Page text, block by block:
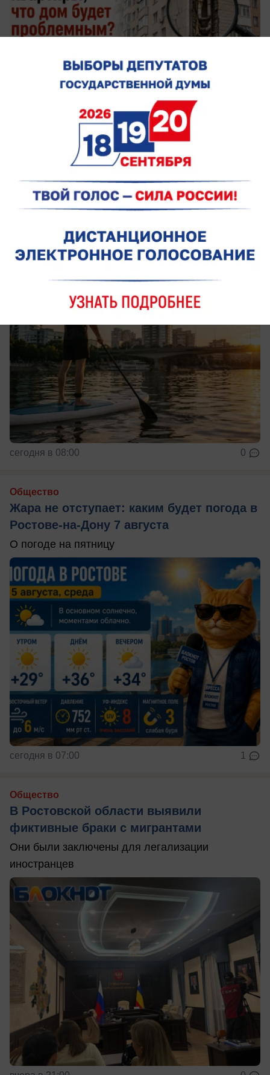
сегодня в 09:00
Ростов вошел в топ-5 самых дорогих
городов для аренды сапборда
Средняя цена сеанса в донской столице — 1571
Петербурге
сегодня в 08:00 0
Общество
Жара не отступает: каким будет погода в
Ростове-на-Дону 7 августа
О погоде на пятницу
сегодня в 07:00 1
Общество
В Ростовской области выявили
фиктивные браки с мигрантами
Они были заключены для легализации
иностранцев